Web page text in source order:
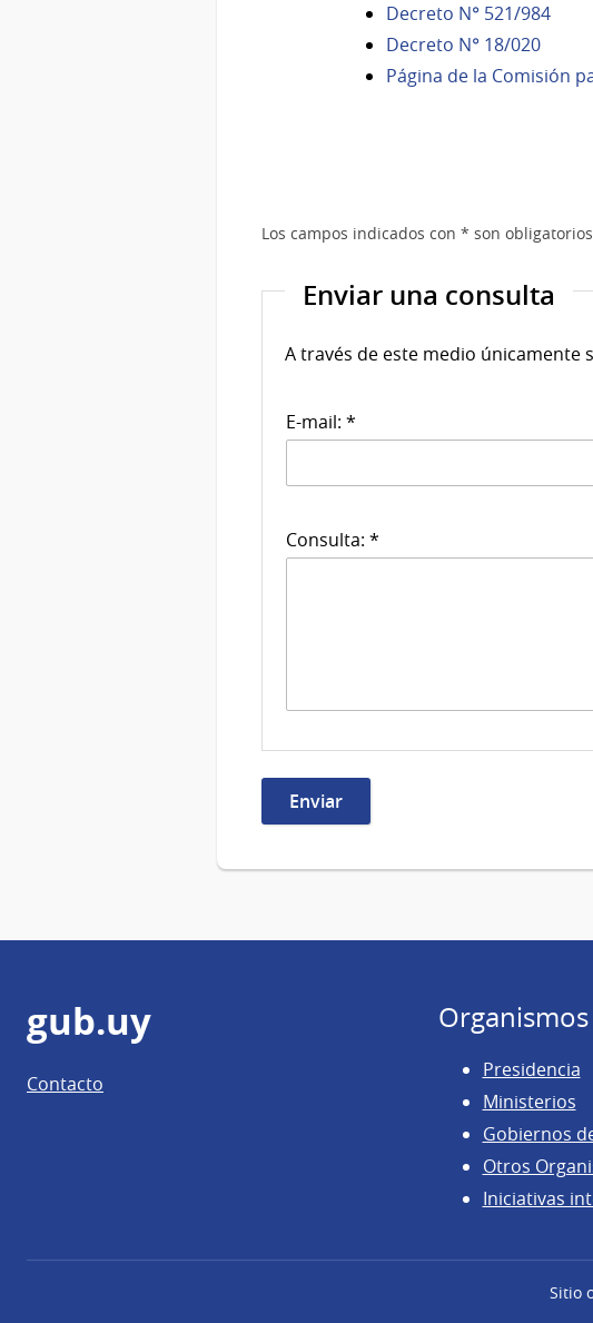
Decreto N° 521/984
Decreto N° 18/020
Página de la Comisión
Los campos indicados con * son obligatorios
Enviar una consulta
A través de este medio únicamente
E-mail: *
Consulta: *
Pie
de
página
gub.uy
Contacto
Organismos
Presidencia
Ministerios
Gobiernos
Otros
Iniciativas
Sitio